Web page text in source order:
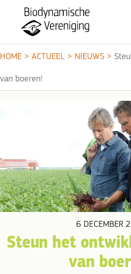
HOME > ACTUEEL > NIEUWS >
van boeren!
6 DECEMBER
Steun het
van